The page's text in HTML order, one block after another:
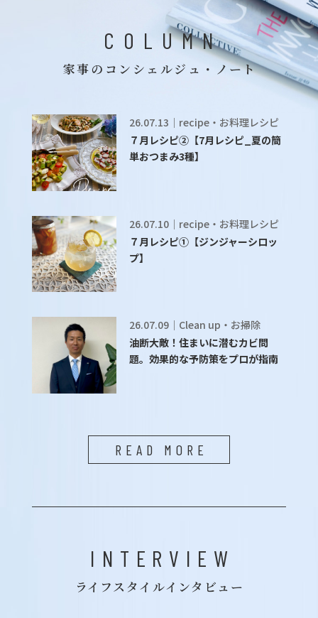
COLUMN
家事のコンシェルジュ・ノート
26.07.13｜recipe・お料理レシピ
７月レシピ②【7月レシピ_夏の簡
単おつまみ3種】
26.07.10｜recipe・お料理レシピ
７月レシピ①【ジンジャーシロッ
プ】
26.07.09｜Clean up・お掃除
油断大敵！住まいに潜むカビ問
題。効果的な予防策をプロが指南
READ MORE
INTERVIEW
ライフスタイルインタビュー